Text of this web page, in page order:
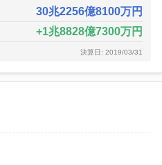
30兆2256億8100万円
1兆8828億7300万円
決算日: 2019/03/31